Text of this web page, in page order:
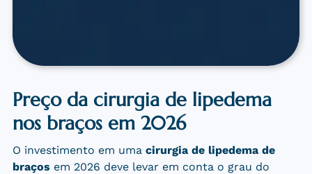
Preço da cirurgia de lipedema
nos braços em 2026
O investimento em uma cirurgia de lipedema de
braços em 2026 deve levar em conta o grau do